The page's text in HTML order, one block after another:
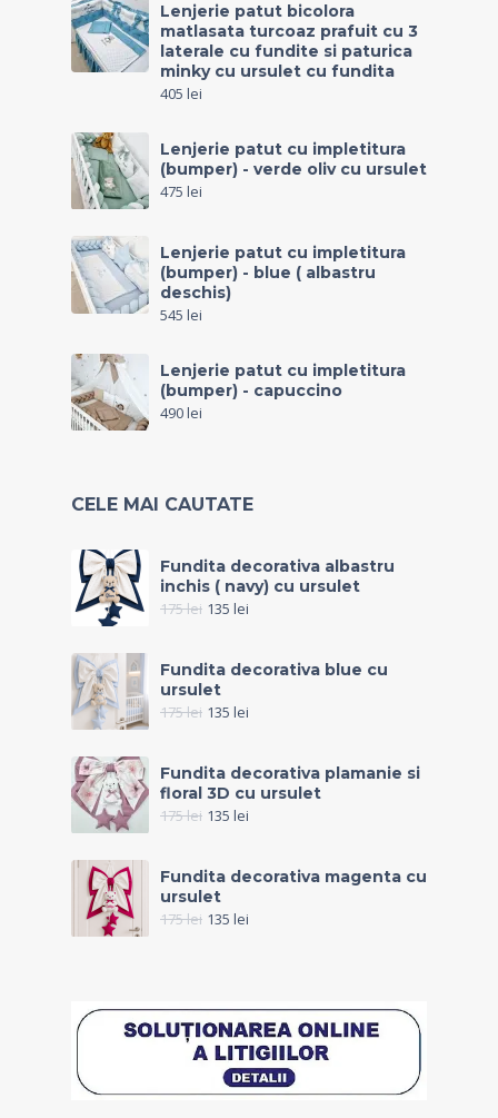
Lenjerie patut bicolora
matlasata turcoaz prafuit cu 3
laterale cu fundite si paturica
minky cu ursulet cu fundita
405 lei
Lenjerie patut cu impletitura
(bumper) - verde oliv cu ursulet
475 lei
Lenjerie patut cu impletitura
(bumper) - blue ( albastru
deschis)
545 lei
Lenjerie patut cu impletitura
(bumper) - capuccino
490lei
CELE MAI CAUTATE
Fundita decorativa albastru
inchis ( navy) cu ursulet
175lei 135 lei
Fundita decorativa blue cu
ursulet
175lei 135 lei
Fundita decorativa plamanie si
floral 3D cu ursulet
175lei 135 lei
Fundita decorativa magenta cu
ursulet
175lei 135 lei